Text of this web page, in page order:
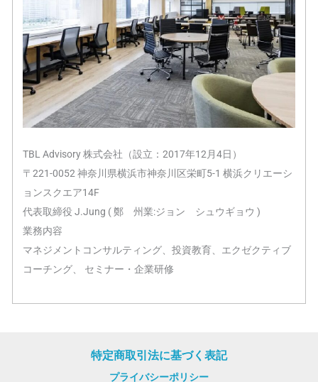
TBL Advisory 株式会社（設立：2017年12月4日）
〒221-0052 神奈川県横浜市神奈川区栄町5-1 横浜クリエーシ
ョンスクエア14F
代表取締役 J.Jung ( 鄭 州業:ジョン シュウギョウ )
業務内容
マネジメントコンサルティング、投資教育、エクゼクティブ
コーチング、 セミナー・企業研修
特定商取引法に基づく表記
プライバシーポリシー